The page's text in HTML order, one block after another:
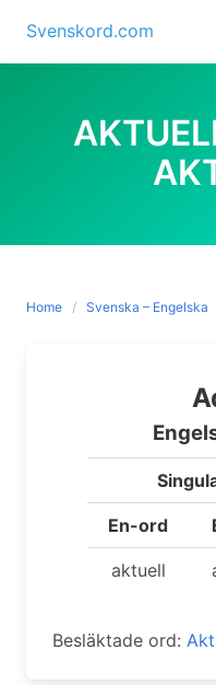
content
Svenskord.com
Home Svenska – Engelska
En-ord
aktuell
Besläktade ord: